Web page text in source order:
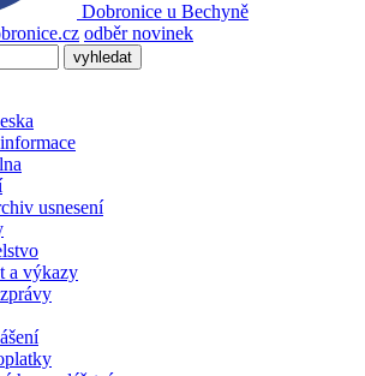
Dobronice u Bechyně
odběr novinek
usnesení
a výkazy